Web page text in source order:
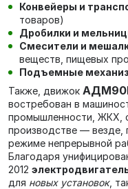
Конвейеры и
товаров)
Дробилки и
Смесители и
веществ, пищевых
Подъемные
Также, движок
востребован в
промышленности, ЖКХ,
производстве — везде,
режиме непрерывной
Благодаря
2012
для новых установок,